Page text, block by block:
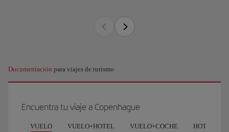
Documentación para viajes de turismo
Encuentra tu viaje a Copenhague
VUELO VUELO+HOTEL VUELO+COCHE HOTEL